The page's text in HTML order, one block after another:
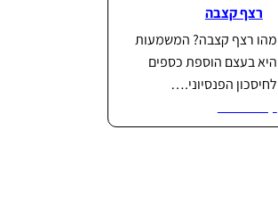
רצף קצבה
מהו רצף קצבה? המשמעות
היא בעצם הוספת כספים
לחיסכון הפנסיוני.…